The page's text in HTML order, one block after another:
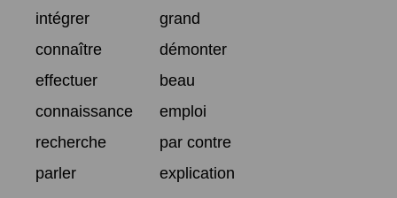
intégrer
grand
connaître
démonter
effectuer
beau
connaissance
emploi
recherche
par contre
parler
explication